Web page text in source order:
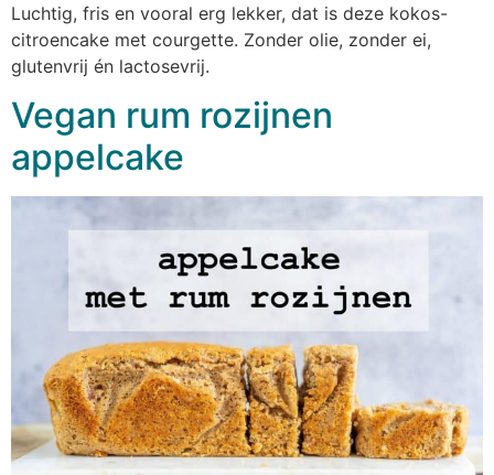
Luchtig, fris en vooral erg lekker, dat is deze kokos-
citroencake met courgette. Zonder olie, zonder ei,
glutenvrij én lactosevrij.
Vegan rum rozijnen
appelcake